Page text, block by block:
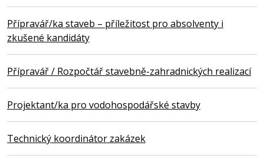
Přípravář/ka staveb – příležitost pro absolventy i
zkušené kandidáty
Přípravář / Rozpočtář stavebně-zahradnických realizací
Projektant/ka pro vodohospodářské stavby
Technický koordinátor zakázek